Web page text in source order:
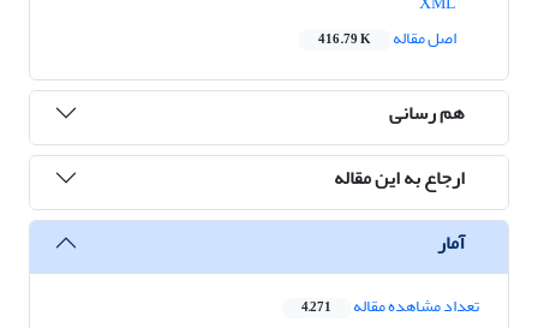
اصل مقاله
416.79 K
هم رسانی
ارجاع به این مقاله
آمار
تعداد مشاهده مقاله 4,271